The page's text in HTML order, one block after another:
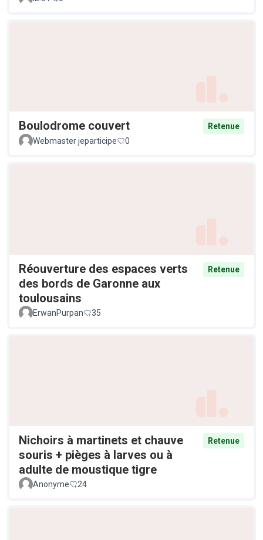
Boulodrome couvert
Retenue
Webmaster jeparticipe
0
Réouverture des espaces verts
des bords de Garonne aux
toulousains
Retenue
ErwanPurpan 35
Nichoirs à martinets et chauve
souris + pièges à larves ou à
adulte de moustique tigre
Retenue
Anonyme 24